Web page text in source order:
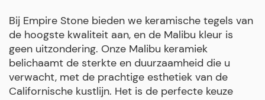
Bij Empire Stone bieden we keramische tegels van
de hoogste kwaliteit aan, en de Malibu kleur is
geen uitzondering. Onze Malibu keramiek
belichaamt de sterkte en duurzaamheid die u
verwacht, met de prachtige esthetiek van de
Californische kustlijn. Het is de perfecte keuze